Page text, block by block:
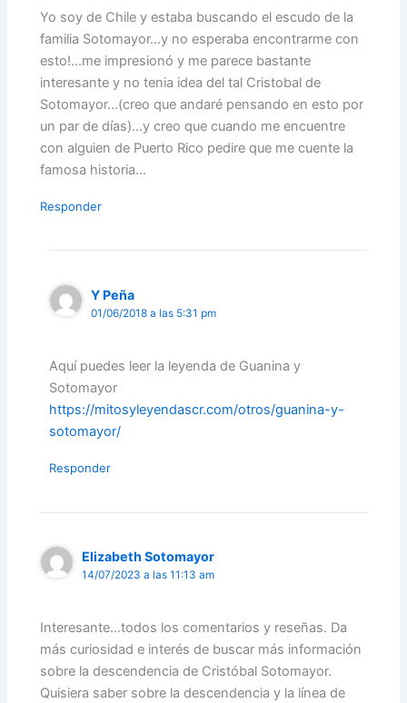
Yo soy de Chile y estaba buscando el escudo de la
familia Sotomayor…y no esperaba encontrarme con
esto!…me impresionó y me parece bastante
interesante y no tenia idea del tal Cristobal de
Sotomayor…(creo que andaré pensando en esto por
un par de días)…y creo que cuando me encuentre
con alguien de Puerto Rico pedire que me cuente la
famosa historia…
Responder
Y Peña
01/06/2018 a las 5:31 pm
Aquí puedes leer la leyenda de Guanina y
Sotomayor
https://mitosyleyendascr.com/otros/guanina-y-
sotomayor/
Responder
Elizabeth Sotomayor
14/07/2023 a las 11:13 am
Interesante…todos los comentarios y reseñas. Da
más curiosidad e interés de buscar más información
sobre la descendencia de Cristóbal Sotomayor.
Quisiera saber sobre la descendencia y la línea de